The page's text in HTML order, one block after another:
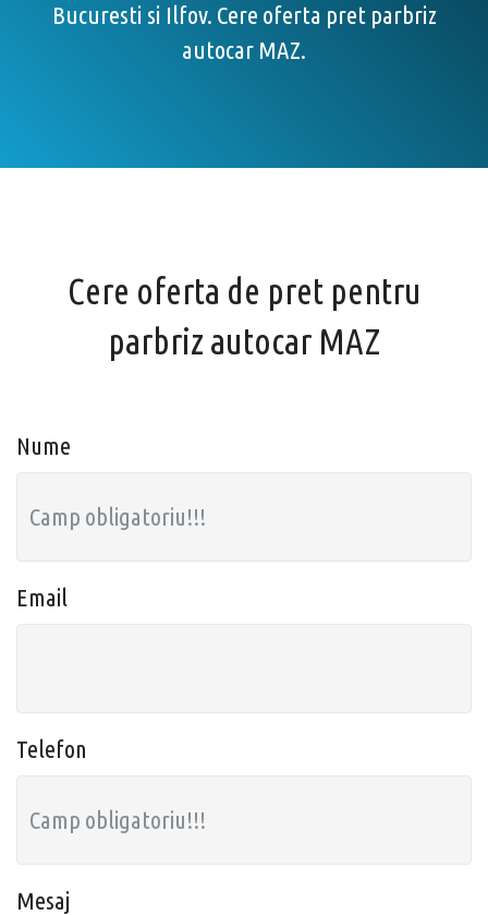
Bucuresti si Ilfov. Cere oferta pret parbriz
autocar MAZ.
Cere oferta de pret pentru
parbriz autocar MAZ
Nume
Email
Telefon
Mesaj